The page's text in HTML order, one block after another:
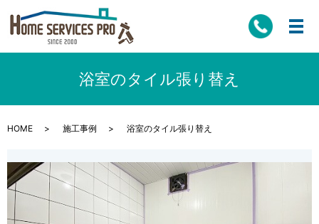
浴室のタイル張り替え
HOME 施工事例 浴室のタイル張り替え